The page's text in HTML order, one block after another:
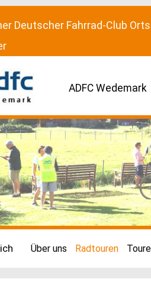
Deutscher Fahrrad-Club
ADFC Wedemark
Über uns Radtouren